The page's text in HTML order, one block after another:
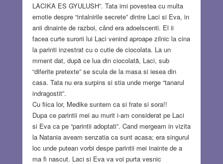
LACIKA ES GYULUSH”. Tata imi povestea cu multa
emotie despre “intalnirile secrete” dintre Laci si Eva, in
anii dinainte de razboi, când era adoelscenti. El ii
facea curte surorii lui Laci venind aproape zilnic la cina
la parinti inzestrat cu o cutie de ciocolata. La un
mment dat, după ce lua din ciocolată, Laci, sub
“diferite pretexte” se scula de la masa si iesea din
casa. Tata nu era surpins si stia unde merge “tanarul
indragostit”.
Cu fiica lor, Medike suntem ca si frate si sora!!
Dupa ce parintii mei au murit i-am considerat pe Laci
si Eva ca pe “parintii adoptati”. Cand mergeam in vizita
la Natania aveam senzatia ca sunt acasa; era singurul
loc unde putean vorbi despe parintii mei inainte de a
ma fi nascut. Laci si Eva va voi purta vesnic